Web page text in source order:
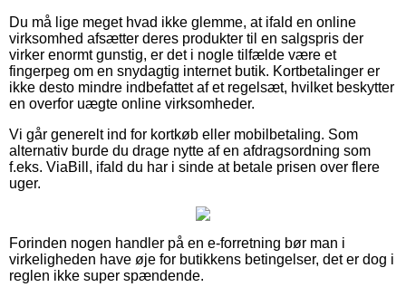
Du må lige meget hvad ikke glemme, at ifald en online
virksomhed afsætter deres produkter til en salgspris der
virker enormt gunstig, er det i nogle tilfælde være et
fingerpeg om en snydagtig internet butik. Kortbetalinger er
ikke desto mindre indbefattet af et regelsæt, hvilket beskytter
en overfor uægte online virksomheder.
Vi går generelt ind for kortkøb eller mobilbetaling. Som
alternativ burde du drage nytte af en afdragsordning som
f.eks. ViaBill, ifald du har i sinde at betale prisen over flere
uger.
Forinden nogen handler på en e-forretning bør man i
virkeligheden have øje for butikkens betingelser, det er dog i
reglen ikke super spændende.